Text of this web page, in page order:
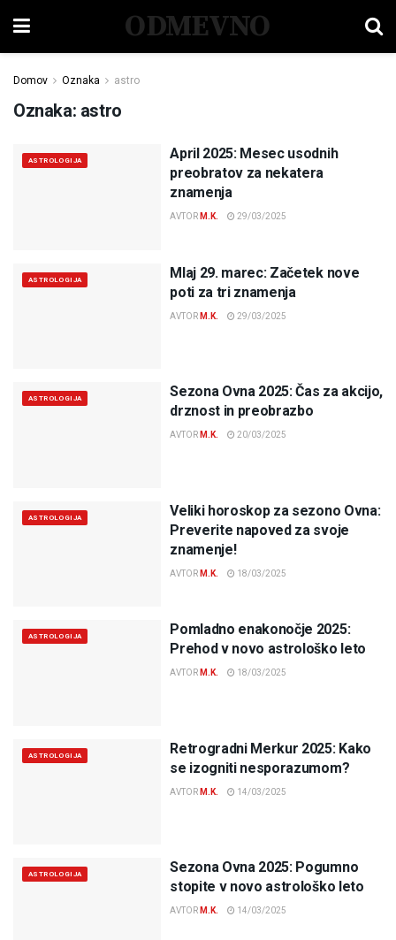
ODMEVNO
Domov Oznaka astro
Oznaka: astro
ASTROLOGIJA
April 2025: Mesec usodnih
preobratov za nekatera
znamenja
AVTOR M.K. 29/03/2025
ASTROLOGIJA
Mlaj 29. marec: Začetek nove
poti za tri znamenja
AVTOR M.K. 29/03/2025
ASTROLOGIJA
Sezona Ovna 2025: Čas za akcijo,
drznost in preobrazbo
AVTOR M.K. 20/03/2025
ASTROLOGIJA
Veliki horoskop za sezono Ovna:
Preverite napoved za svoje
znamenje!
AVTOR M.K. 18/03/2025
ASTROLOGIJA
Pomladno enakonočje 2025:
Prehod v novo astrološko leto
AVTOR M.K. 18/03/2025
ASTROLOGIJA
Retrogradni Merkur 2025: Kako
se izogniti nesporazumom?
AVTOR M.K. 14/03/2025
ASTROLOGIJA
Sezona Ovna 2025: Pogumno
stopite v novo astrološko leto
AVTOR M.K. 14/03/2025